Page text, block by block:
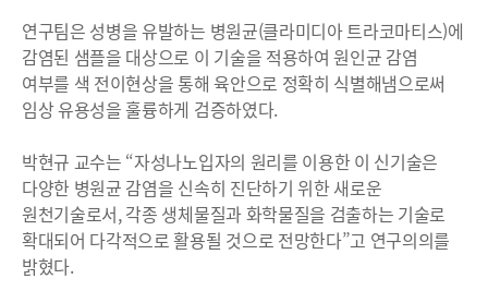
연구팀은 성병을 유발하는 병원균(클라미디아 트라코마티스)에
감염된 샘플을 대상으로 이 기술을 적용하여 원인균 감염
여부를 색 전이현상을 통해 육안으로 정확히 식별해냄으로써
임상 유용성을 훌륭하게 검증하였다.
박현규 교수는 “자성나노입자의 원리를 이용한 이 신기술은
다양한 병원균 감염을 신속히 진단하기 위한 새로운
원천기술로서, 각종 생체물질과 화학물질을 검출하는 기술로
확대되어 다각적으로 활용될 것으로 전망한다”고 연구의의를
밝혔다.